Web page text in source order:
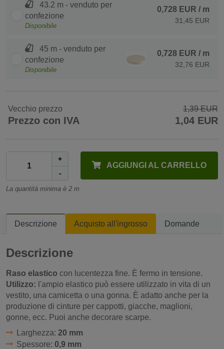
43.2 m - venduto per
confezione
Disponibile
0,728 EUR / m
31,45 EUR
45 m - venduto per
confezione
Disponibile
0,728 EUR / m
32,76 EUR
Vecchio prezzo 1,39 EUR
Prezzo con IVA 1,04 EUR
+
-
AGGIUNGI AL CARRELLO
La quantità minima è 2 m
Descrizione Acquisto all'ingrosso Domande
Descrizione
Raso elastico con lucentezza fine. È fermo in tensione.
Utilizzo: l'ampio elastico può essere utilizzato in vita di un
vestito, una camicetta o una gonna. È adatto anche per la
produzione di cinture per cappotti, giacche, maglioni,
gonne, ecc. Puoi anche decorare scarpe.
Larghezza: 20 mm
Spessore: 0,9 mm